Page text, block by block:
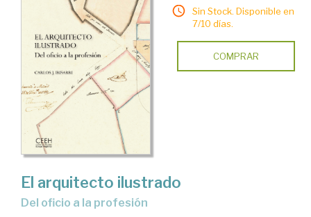
Sin Stock. Disponible en
7/10 días.
COMPRAR
El arquitecto ilustrado
del oficio a la profesión